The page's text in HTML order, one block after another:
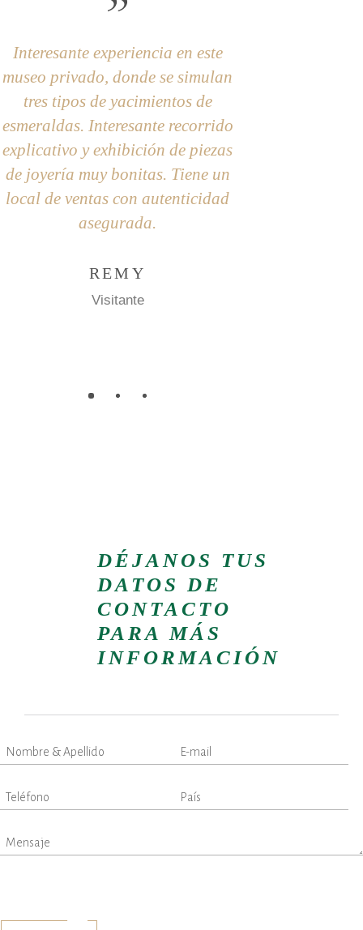
Interesante experiencia en este
museo privado, donde se simulan
tres tipos de yacimientos de
esmeraldas. Interesante recorrido
explicativo y exhibición de piezas
de joyería muy bonitas. Tiene un
local de ventas con autenticidad
asegurada.
REMY
Visitante
DÉJANOS TUS
DATOS DE
CONTACTO
PARA MÁS
INFORMACIÓN